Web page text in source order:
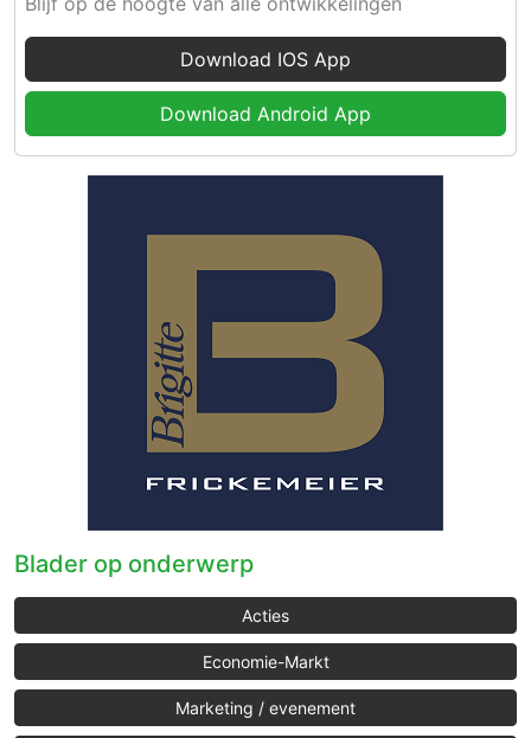
Download IOS App
Download Android App
Blader op onderwerp
Acties
Economie-Markt
Marketing / evenement